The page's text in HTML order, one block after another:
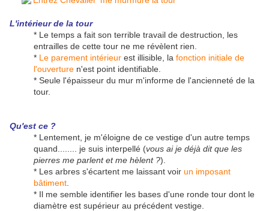
L'intérieur de la tour
* Le temps a fait son terrible travail de destruction, les
entrailles de cette tour ne me révèlent rien.
* Le parement intérieur est illisible, la fonction initiale de
l'ouverture n'est point identifiable.
* Seule l'épaisseur du mur m'informe de l'ancienneté de la
tour.
Qu'est ce ?
* Lentement, je m'éloigne de ce vestige d'un autre temps
quand........ je suis interpellé (vous ai je déjà dit que les
pierres me parlent et me hèlent ?).
* Les arbres s'écartent me laissant voir un imposant
bâtiment
* Il me semble identifier les bases d'une ronde tour dont le
diamètre est supérieur au précédent vestige.